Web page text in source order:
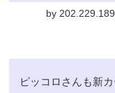
by
ピッコロさんも新